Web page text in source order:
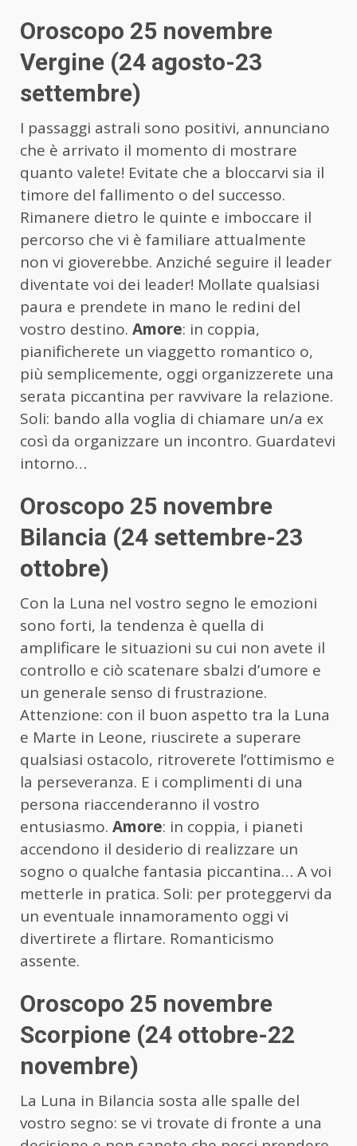
Oroscopo 25 novembre
Vergine (24 agosto-23
settembre)
I passaggi astrali sono positivi, annunciano
che è arrivato il momento di mostrare
quanto valete! Evitate che a bloccarvi sia il
timore del fallimento o del successo.
Rimanere dietro le quinte e imboccare il
percorso che vi è familiare attualmente
non vi gioverebbe. Anziché seguire il leader
diventate voi dei leader! Mollate qualsiasi
paura e prendete in mano le redini del
vostro destino. Amore: in coppia,
pianificherete un viaggetto romantico o,
più semplicemente, oggi organizzerete una
serata piccantina per ravvivare la relazione.
Soli: bando alla voglia di chiamare un/a ex
così da organizzare un incontro. Guardatevi
intorno…
Oroscopo 25 novembre
Bilancia (24 settembre-23
ottobre)
Con la Luna nel vostro segno le emozioni
sono forti, la tendenza è quella di
amplificare le situazioni su cui non avete il
controllo e ciò scatenare sbalzi d’umore e
un generale senso di frustrazione.
Attenzione: con il buon aspetto tra la Luna
e Marte in Leone, riuscirete a superare
qualsiasi ostacolo, ritroverete l’ottimismo e
la perseveranza. E i complimenti di una
persona riaccenderanno il vostro
entusiasmo. Amore: in coppia, i pianeti
accendono il desiderio di realizzare un
sogno o qualche fantasia piccantina… A voi
metterle in pratica. Soli: per proteggervi da
un eventuale innamoramento oggi vi
divertirete a flirtare. Romanticismo
assente.
Oroscopo 25 novembre
Scorpione (24 ottobre-22
novembre)
La Luna in Bilancia sosta alle spalle del
vostro segno: se vi trovate di fronte a una